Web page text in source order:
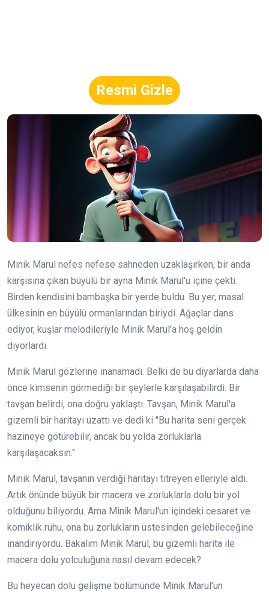
Resmi Gizle
Minik Marul nefes nefese sahneden uzaklaşırken, bir anda
karşısına çıkan büyülü bir ayna Minik Marul'u içine çekti.
Birden kendisini bambaşka bir yerde buldu. Bu yer, masal
ülkesinin en büyülü ormanlarından biriydi. Ağaçlar dans
ediyor, kuşlar melodileriyle Minik Marul'a hoş geldin
diyorlardı.
Minik Marul gözlerine inanamadı. Belki de bu diyarlarda daha
önce kimsenin görmediği bir şeylerle karşılaşabilirdi. Bir
tavşan belirdi, ona doğru yaklaştı. Tavşan, Minik Marul'a
gizemli bir haritayı uzattı ve dedi ki "Bu harita seni gerçek
hazineye götürebilir, ancak bu yolda zorluklarla
karşılaşacaksın."
Minik Marul, tavşanın verdiği haritayı titreyen elleriyle aldı.
Artık önünde büyük bir macera ve zorluklarla dolu bir yol
olduğunu biliyordu. Ama Minik Marul'un içindeki cesaret ve
komiklik ruhu, ona bu zorlukların üstesinden gelebileceğine
inandırıyordu. Bakalım Minik Marul, bu gizemli harita ile
macera dolu yolculuğuna nasıl devam edecek?
Bu heyecan dolu gelişme bölümünde Minik Marul'un